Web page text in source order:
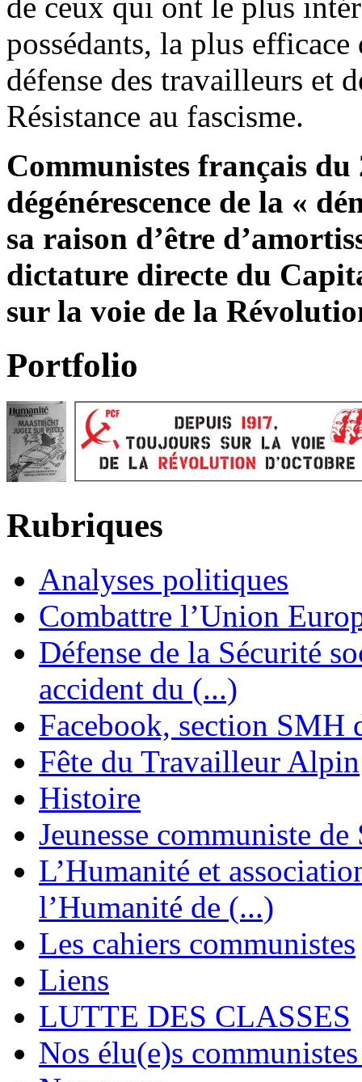
de ceux qui ont le plus
possédants, la plus
défense des travailleurs et
Résistance au fascisme.
Communistes français du
dégénérescence de la «
sa raison d’être
dictature directe du
sur la voie de la
Portfolio
Rubriques
Analyses politiques
Combattre l’Union
Défense de la Sécurité
accident du (...)
Facebook, section SMH
Fête du Travailleur Alpin
Histoire
Jeunesse communiste
L’Humanité et
l’Humanité de (...)
Les cahiers communistes
Liens
LUTTE DES CLASSES
Nos élu(e)s